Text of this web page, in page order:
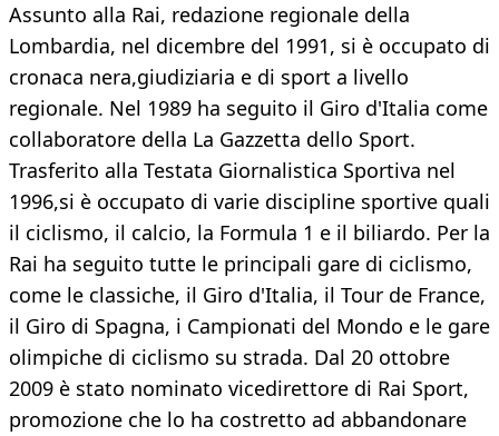
Assunto alla Rai, redazione regionale della
Lombardia, nel dicembre del 1991, si è occupato di
cronaca nera,giudiziaria e di sport a livello
regionale. Nel 1989 ha seguito il Giro d'Italia come
collaboratore della La Gazzetta dello Sport.
Trasferito alla Testata Giornalistica Sportiva nel
1996,si è occupato di varie discipline sportive quali
il ciclismo, il calcio, la Formula 1 e il biliardo. Per la
Rai ha seguito tutte le principali gare di ciclismo,
come le classiche, il Giro d'Italia, il Tour de France,
il Giro di Spagna, i Campionati del Mondo e le gare
olimpiche di ciclismo su strada. Dal 20 ottobre
2009 è stato nominato vicedirettore di Rai Sport,
promozione che lo ha costretto ad abbandonare